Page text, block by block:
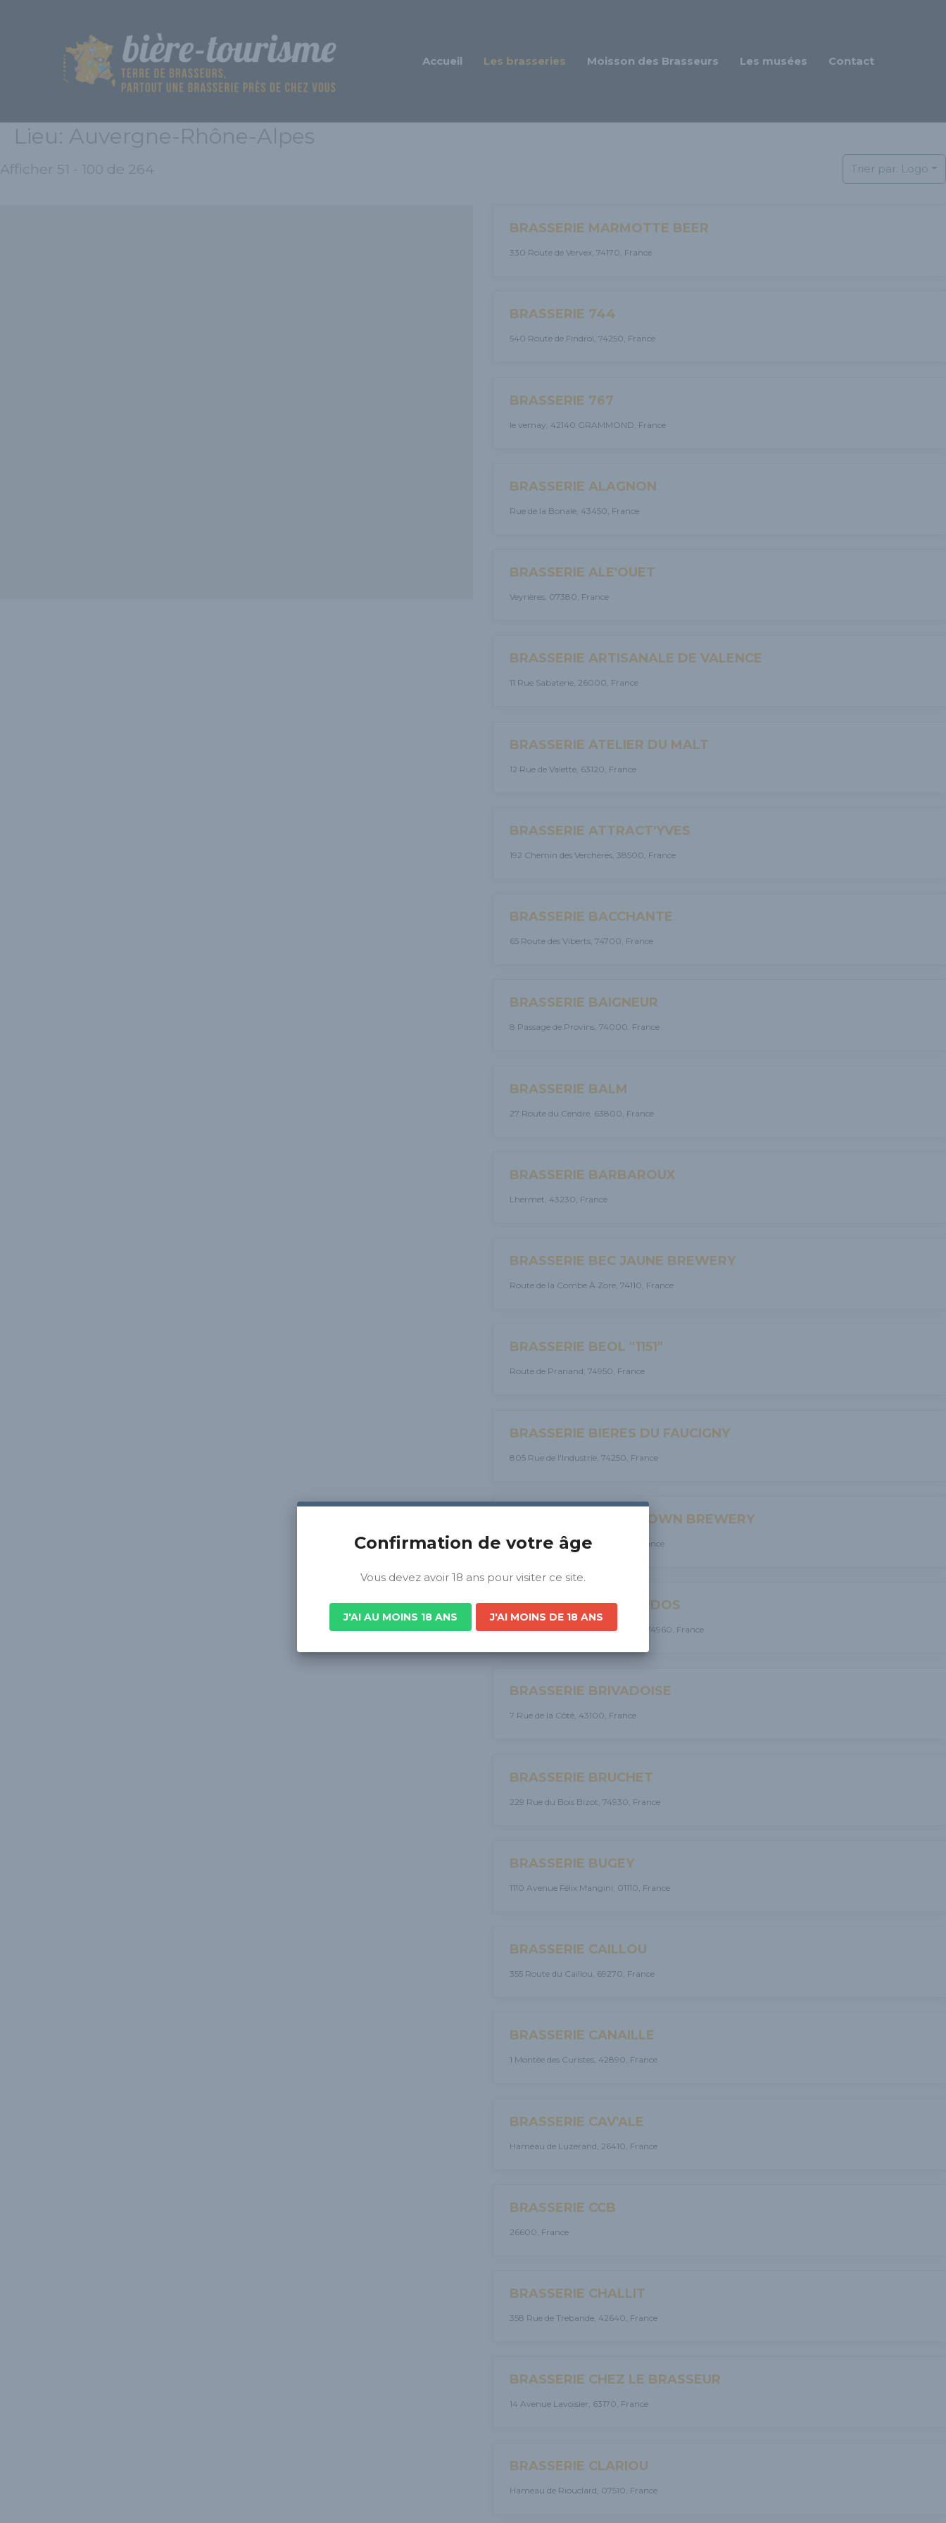
Accueil
Les brasseries Moisson des Brasseurs Les musées Contact
Lieu: Auvergne-Rhône-Alpes
Afficher 51 - 100 de 264 Trier par: Logo
BRASSERIE MARMOTTE BEER
330 Route de Vervex, 74170, France
BRASSERIE 744
540 Route de Findrol, 74250, France
BRASSERIE 767
le vernay, 42140 GRAMMOND, France
BRASSERIE ALAGNON
Rue de la Bonale, 43450, France
BRASSERIE ALE'OUET
Veyrières, 07380, France
BRASSERIE ARTISANALE DE VALENCE
11 Rue Sabaterie, 26000, France
BRASSERIE ATELIER DU MALT
12 Rue de Valette, 63120, France
BRASSERIE ATTRACT'YVES
192 Chemin des Verchères, 38500, France
BRASSERIE BACCHANTE
65 Route des Viberts, 74700, France
BRASSERIE BAIGNEUR
8 Passage de Provins, 74000, France
BRASSERIE BALM
27 Route du Cendre, 63800, France
BRASSERIE BARBAROUX
Lhermet, 43230, France
BRASSERIE BEC JAUNE BREWERY
Route de la Combe À Zore, 74110, France
BRASSERIE BEOL "1151"
Route de Prariand, 74950, France
BRASSERIE BIERES DU FAUCIGNY
805 Rue de l'Industrie, 74250, France
BRASSERIE BLACK TOWN BREWERY
45 Rue des Neuf Soleils, 63000, France
BRASSERIE BOMBARDOS
ZA d’Aléry 9 impasse de la Futaie, 74960, France
BRASSERIE BRIVADOISE
7 Rue de la Côté, 43100, France
BRASSERIE BRUCHET
229 Rue du Bois Bizot, 74930, France
BRASSERIE BUGEY
1110 Avenue Félix Mangini, 01110, France
BRASSERIE CAILLOU
355 Route du Caillou, 69270, France
BRASSERIE CANAILLE
1 Montée des Curistes, 42890, France
BRASSERIE CAV'ALE
Hameau de Luzerand, 26410, France
BRASSERIE CCB
26600, France
BRASSERIE CHALLIT
358 Rue de Trebande, 42640, France
BRASSERIE CHEZ LE BRASSEUR
14 Avenue Lavoisier, 63170, France
BRASSERIE CLARIOU
Hameau de Riouclard, 07510, France
Confirmation de votre âge
Vous devez avoir 18 ans pour visiter ce site.
J'AI AU MOINS 18 ANS J'AI MOINS DE 18 ANS